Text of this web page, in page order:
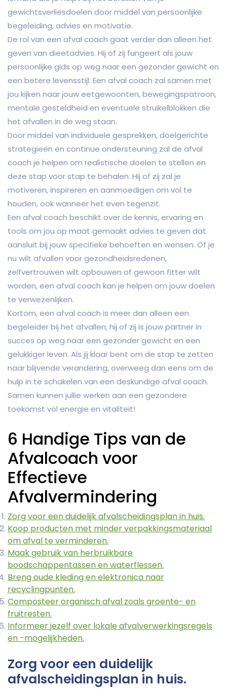
gewichtsverliesdoelen door middel van persoonlijke
begeleiding, advies en motivatie.
De rol van een afval coach gaat verder dan alleen het
geven van dieetadvies. Hij of zij fungeert als jouw
persoonlijke gids op weg naar een gezonder gewicht en
een betere levensstijl. Een afval coach zal samen met
jou kijken naar jouw eetgewoonten, bewegingspatroon,
mentale gesteldheid en eventuele struikelblokken die
het afvallen in de weg staan.
Door middel van individuele gesprekken, doelgerichte
strategieën en continue ondersteuning zal de afval
coach je helpen om realistische doelen te stellen en
deze stap voor stap te behalen. Hij of zij zal je
motiveren, inspireren en aanmoedigen om vol te
houden, ook wanneer het even tegenzit.
Een afval coach beschikt over de kennis, ervaring en
tools om jou op maat gemaakt advies te geven dat
aansluit bij jouw specifieke behoeften en wensen. Of je
nu wilt afvallen voor gezondheidsredenen,
zelfvertrouwen wilt opbouwen of gewoon fitter wilt
worden, een afval coach kan je helpen om jouw doelen
te verwezenlijken.
Kortom, een afval coach is meer dan alleen een
begeleider bij het afvallen; hij of zij is jouw partner in
succes op weg naar een gezonder gewicht en een
gelukkiger leven. Als jij klaar bent om de stap te zetten
naar blijvende verandering, overweeg dan eens om de
hulp in te schakelen van een deskundige afval coach.
Samen kunnen jullie werken aan een gezondere
toekomst vol energie en vitaliteit!
6 Handige Tips van de
Afvalcoach voor
Effectieve
Afvalvermindering
Zorg voor een duidelijk afvalscheidingsplan in huis.
Koop producten met minder verpakkingsmateriaal
om afval te verminderen.
Maak gebruik van herbruikbare
boodschappentassen en waterflessen.
Breng oude kleding en elektronica naar
recyclingpunten.
Composteer organisch afval zoals groente- en
fruitresten.
Informeer jezelf over lokale afvalverwerkingsregels
en -mogelijkheden.
Zorg voor een duidelijk
afvalscheidingsplan in huis.